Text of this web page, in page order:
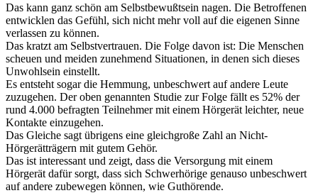
Das kann ganz schön am Selbstbewußtsein nagen. Die Betroffenen
entwicklen das Gefühl, sich nicht mehr voll auf die eigenen Sinne
verlassen zu können.
Das kratzt am Selbstvertrauen. Die Folge davon ist: Die Menschen
scheuen und meiden zunehmend Situationen, in denen sich dieses
Unwohlsein einstellt.
Es entsteht sogar die Hemmung, unbeschwert auf andere Leute
zuzugehen. Der oben genannten Studie zur Folge fällt es 52% der
rund 4.000 befragten Teilnehmer mit einem Hörgerät leichter, neue
Kontakte einzugehen.
Das Gleiche sagt übrigens eine gleichgroße Zahl an Nicht-
Hörgerätträgern mit gutem Gehör.
Das ist interessant und zeigt, dass die Versorgung mit einem
Hörgerät dafür sorgt, dass sich Schwerhörige genauso unbeschwert
auf andere zubewegen können, wie Guthörende.